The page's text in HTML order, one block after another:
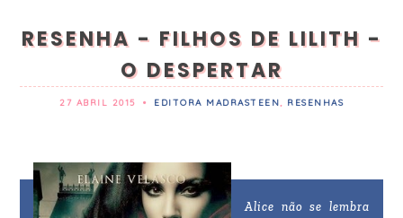
RESENHA - FILHOS DE LILITH -
O DESPERTAR
27 ABRIL 2015 • EDITORA MADRASTEEN, RESENHAS
Alice não se lembra